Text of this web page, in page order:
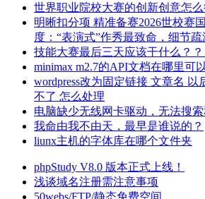
世界职业院校大赛的创新创意怎
明晰扣分项 精准备赛2026世校
度：“表演式”作秀最致命，细节
技能大赛最后三天应该干什么？？
minimax m2.7的API文档在哪里可
wordpress改为固定链接 文章名
不了 怎么处理
电脑缺少无线网卡驱动，无法搜索
我命由我不由天，最早是谁说的？
liunx主机的字体库在哪个文件夹
phpStudy V8.0 版本正式上线！
浅谈域名注册需注意事项
50webs/FTP/静态免费空间